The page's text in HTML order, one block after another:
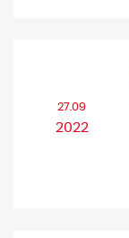
27.09
2022